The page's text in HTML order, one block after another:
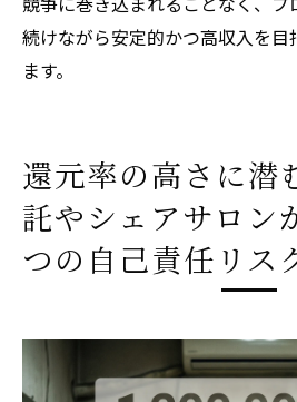
続けながら安定的かつ高収入を目
ます。
還元率の高さに潜
託やシェアサロン
つの自己責任リス